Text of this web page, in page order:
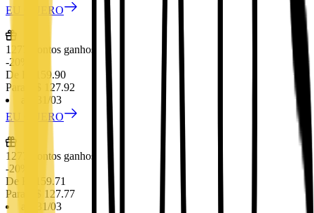
EU QUERO
1277
Pontos ganhos
-20
De R$
159.90
Para R$
127.92
até 31/03
EU QUERO
1277
Pontos ganhos
-20
De R$
159.71
Para R$
127.77
até 31/03